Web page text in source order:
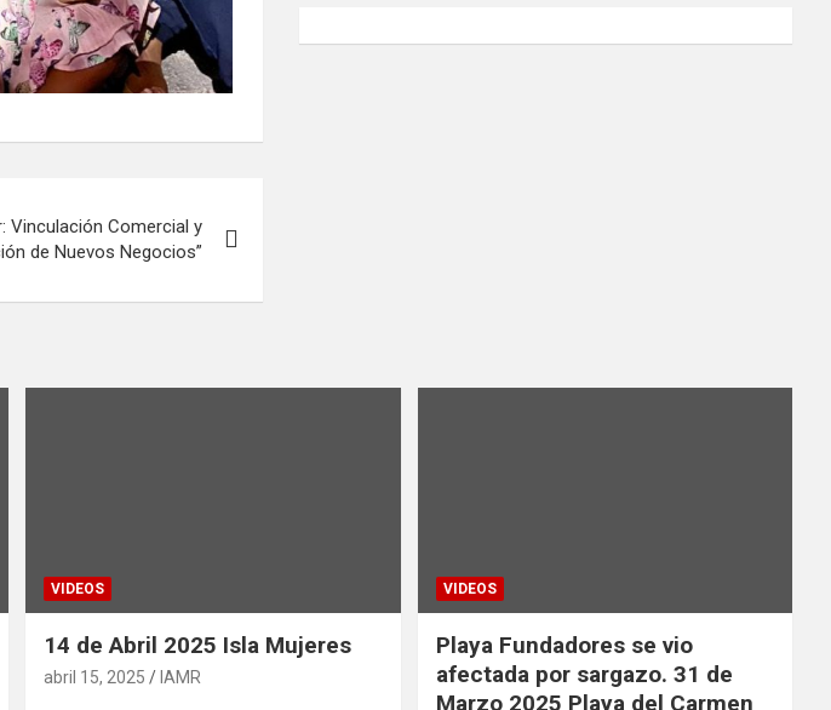
Vinculación Comercial y
de Nuevos Negocios”
VIDEOS
14 de Abril 2025 Isla Mujeres
abril 15, 2025 IAMR
VIDEOS
Playa Fundadores se vio
afectada por sargazo. 31 de
Marzo 2025 Playa del Carmen